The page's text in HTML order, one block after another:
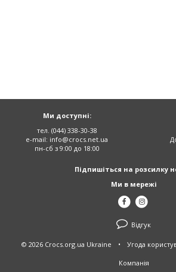
Ми доступні:
тел. (044) 338-30-38
e-mail: info@crocs.net.ua
пн-сб з 9:00 до 18:00
Підпишіться на розсилку
Ми в мережі
Відгук
© 2026 Crocs.org.ua Ukraine • Угода
Компанія